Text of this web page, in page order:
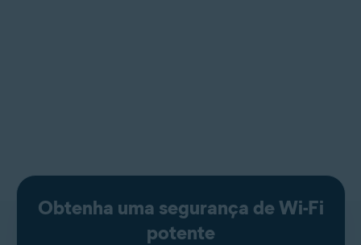
Obtenha uma segurança de Wi-Fi
potente